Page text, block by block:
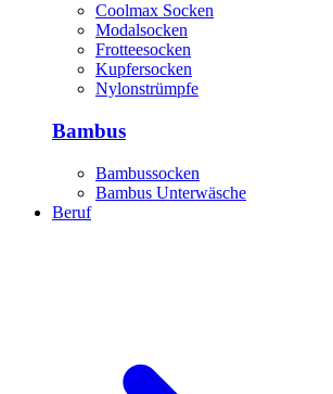
Coolmax Socken
Modalsocken
Frotteesocken
Kupfersocken
Nylonstrümpfe
Bambus
Bambussocken
Bambus Unterwäsche
Beruf